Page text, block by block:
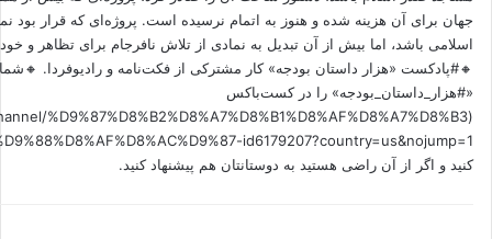
جهان برای آن هزینه شده و هنوز به اتمام نرسیده است. پروژه‌ای که قرار بود
اسلامی باشد، اما بیش از آن تبدیل به نمادی از تلاش نافرجام برای تظاهر و
🔸#پادکست «هزار داستان بودجه» کار مشترکی از فکت‌نامه و رادیوفردا.
«#هزار_داستان_بودجه» را در کست‌باکس
%D9%87%D8%B2%D8%A7%D8%B1%D8%AF%D8%A7%D8%B3
کنید و اگر از آن راضی هستید به دوستانتان هم پیشنهاد کنید.